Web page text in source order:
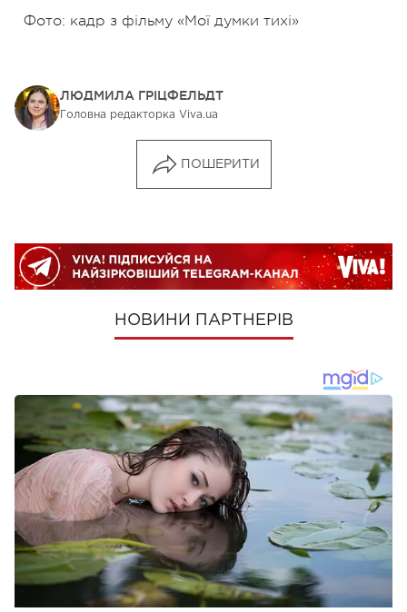
Фото: кадр з фільму «Мої думки тихі»
ЛЮДМИЛА ГРІЦФЕЛЬДТ
Головна редакторка Viva.ua
ПОШЕРИТИ
НОВИНИ ПАРТНЕРІВ